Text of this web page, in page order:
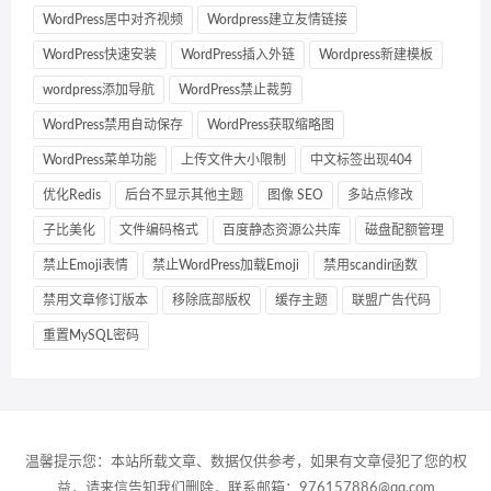
WordPress居中对齐视频 Wordpress建立友情链接
WordPress快速安装 WordPress插入外链 Wordpress新建模板
wordpress添加导航 WordPress禁止裁剪
WordPress禁用自动保存 WordPress获取缩略图
WordPress菜单功能 上传文件大小限制 中文标签出现404
优化Redis 后台不显示其他主题 图像 SEO 多站点修改
子比美化 文件编码格式 百度静态资源公共库 磁盘配额管理
禁止Emoji表情 禁止WordPress加载Emoji 禁用scandir函数
禁用文章修订版本 移除底部版权 缓存主题 联盟广告代码
重置MySQL密码
温馨提示您：本站所载文章、数据仅供参考，如果有文章侵犯了您的权